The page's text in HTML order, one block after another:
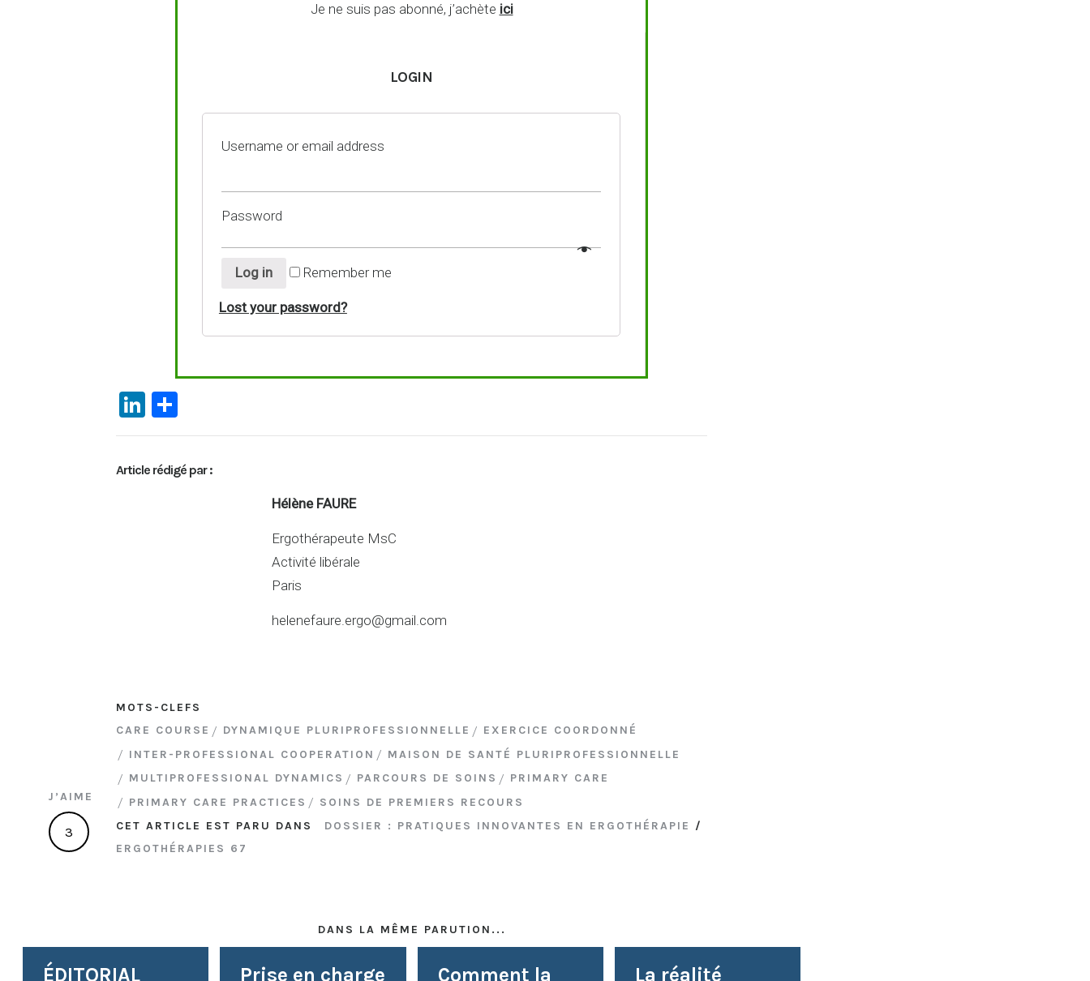
Je ne suis pas abonné, j’achète ici
LOGIN
Username or email address
Password
Log in Remember me
Lost your password?
Li
n
ke
dI
ar
ta
g
Article rédigé par :
Hélène FAURE
Ergothérapeute MsC
Activité libérale
Paris
helenefaure.ergo@gmail.com
MOTS-CLEFS
CARE COURSE
DYNAMIQUE PLURIPROFESSIONNELLE
EXERCICE COORDONNÉ
INTER-PROFESSIONAL COOPERATION
MAISON DE SANTÉ PLURIPROFESSIONNELLE
MULTIPROFESSIONAL DYNAMICS
PARCOURS DE SOINS
PRIMARY CARE
PRIMARY CARE PRACTICES
SOINS DE PREMIERS RECOURS
CET ARTICLE EST PARU DANS
DOSSIER : PRATIQUES INNOVANTES EN ERGOTHÉRAPIE /
ERGOTHÉRAPIES 67
J’AIME
3
DANS LA MÊME PARUTION...
ÉDITORIAL
Prise en charge
Comment la
La réalité